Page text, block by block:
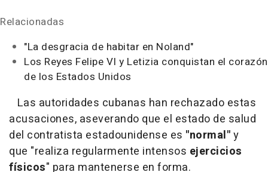
Relacionadas
"La desgracia de habitar en Noland"
Los Reyes Felipe VI y Letizia conquistan el corazón
de los Estados Unidos
Las autoridades cubanas han rechazado estas
acusaciones, aseverando que el estado de salud
del contratista estadounidense es "normal"y
que "realiza regularmente intensos ejercicios
físicos" para mantenerse en forma.